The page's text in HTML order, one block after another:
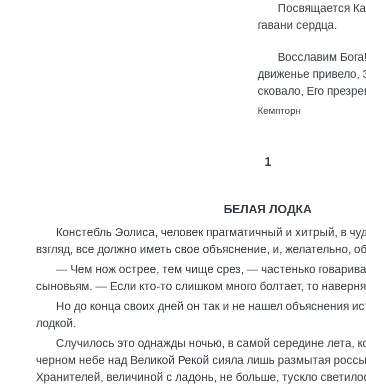
Посвящается
гавани сердца.
Восславим
движенье привело,
сковало, Его
Кемпторн
1
БЕЛАЯ ЛОДКА
Констебль Эолиса, человек прагматичный и хитрый, в
взгляд, все должно иметь свое объяснение, и, желательно,
— Чем нож острее, тем чище срез, — частенько
сыновьям. — Если кто-то слишком много болтает, то
Но до конца своих дней он так и не нашел объяснения
лодкой.
Случилось это однажды ночью, в самой середине лета,
черном небе над Великой Рекой сияла лишь размытая
Хранителей, величиной с ладонь, не больше, тускло